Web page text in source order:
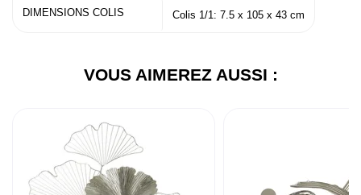
DIMENSIONS COLIS Colis 1/1: 7.5 x 105 x 43 cm
VOUS AIMEREZ AUSSI :